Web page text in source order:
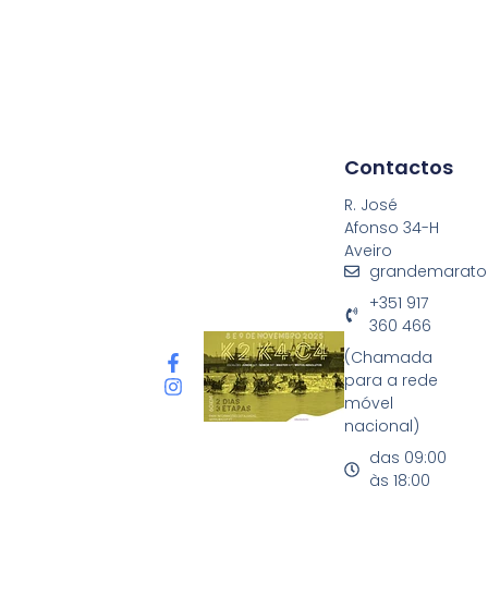
Contactos
R. José
Afonso 34-H
Aveiro
+351 917
360 466
(Chamada
para a rede
móvel
nacional)
das 09:00
às 18:00